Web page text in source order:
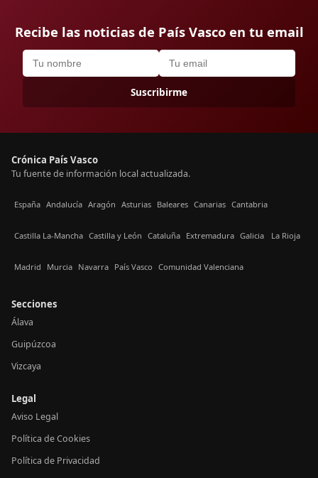
Recibe las noticias de País Vasco en tu email
Suscribirme
Crónica País Vasco
Tu fuente de información local actualizada.
España Andalucía Aragón Asturias Baleares Canarias Cantabria
Castilla La-Mancha Castilla y León Cataluña Extremadura Galicia La Rioja
Madrid Murcia Navarra País Vasco Comunidad Valenciana
Secciones
Álava
Guipúzcoa
Vizcaya
Legal
Aviso Legal
Política de Cookies
Política de Privacidad